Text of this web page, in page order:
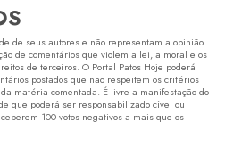
de seus autores e não representam a opinião
de comentários que violem a lei, a moral e os
de terceiros. O Portal Patos Hoje poderá
postados que não respeitem os critérios
matéria comentada. É livre a manifestação do
que poderá ser responsabilizado cível ou
100 votos negativos a mais que os